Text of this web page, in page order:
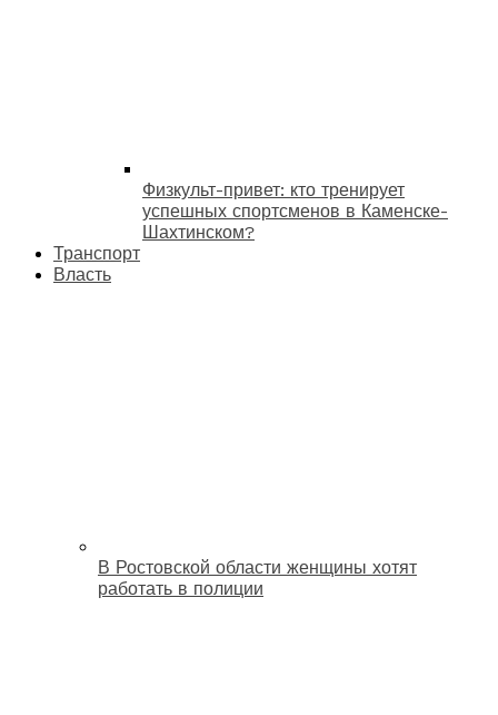
Физкульт-привет: кто тренирует
успешных спортсменов в Каменске-
Шахтинском?
Транспорт
Власть
В Ростовской области женщины хотят
работать в полиции